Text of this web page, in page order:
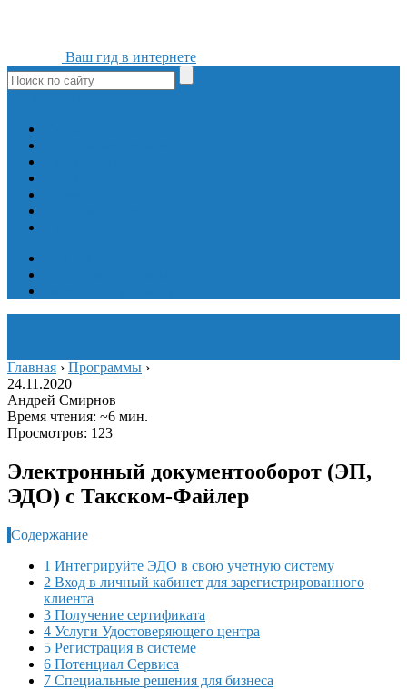
Ваш гид в интернете
Главная › Программы ›
24.11.2020
Андрей Смирнов
Время чтения: ~6 мин.
Просмотров: 123
Электронный документооборот (ЭП,
ЭДО) с Такском-Файлер
Содержание
1 Интегрируйте ЭДО в свою учетную систему
2 Вход в личный кабинет для зарегистрированного
клиента
3 Получение сертификата
4 Услуги Удостоверяющего центра
5 Регистрация в системе
6 Потенциал Сервиса
7 Специальные решения для бизнеса